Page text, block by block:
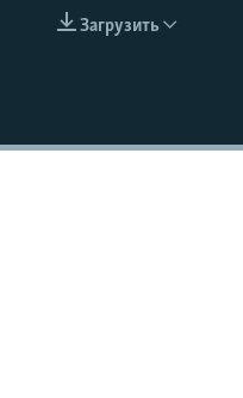
EMBED
Загрузить